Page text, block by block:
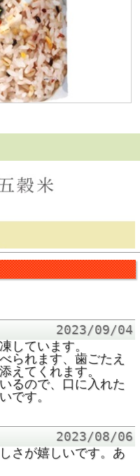
2023/09/04
しています。
られます、歯ごたえ
えてくれます。
るので、口に入れた
です。
2023/08/06
さが嬉しいです。あ